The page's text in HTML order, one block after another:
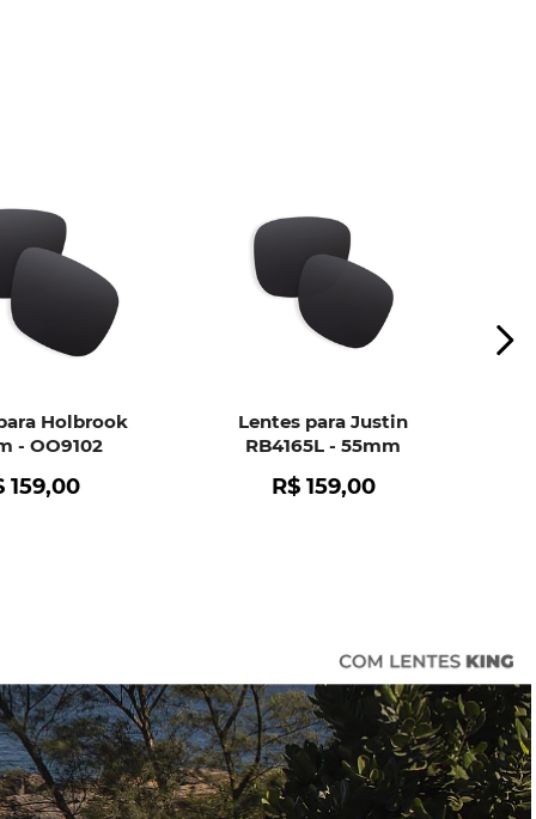
Holbrook
- OO9102
159,00
Lentes para Justin
RB4165L - 55mm
R$ 159,00